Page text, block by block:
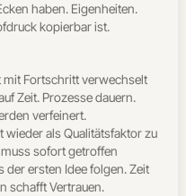
haben. Eigenheiten.
kopierbar ist.
mit Fortschritt verwechselt
Zeit. Prozesse dauern.
verfeinert.
als Qualitätsfaktor zu
sofort getroffen
der ersten Idee folgen. Zeit
schafft Vertrauen.